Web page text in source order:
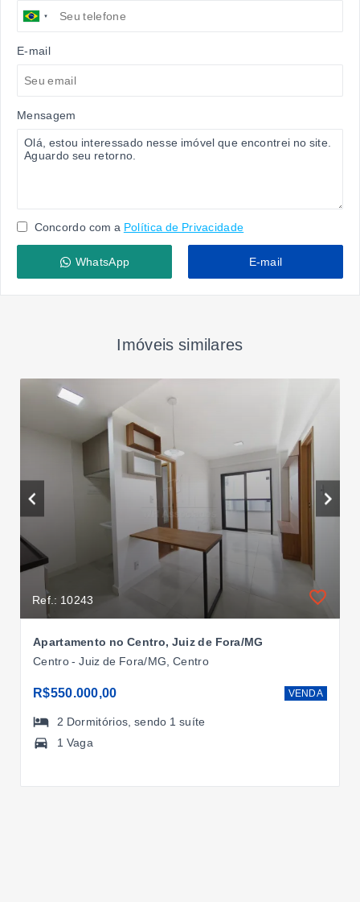
E-mail
Mensagem
Concordo com a Política de Privacidade
WhatsApp E-mail
Imóveis similares
Ref.: 10243
Apartamento no Centro, Juiz de Fora/MG
Centro - Juiz de Fora/MG, Centro
R$550.000,00 VENDA
2 Dormitórios , sendo 1 suíte
1 Vaga